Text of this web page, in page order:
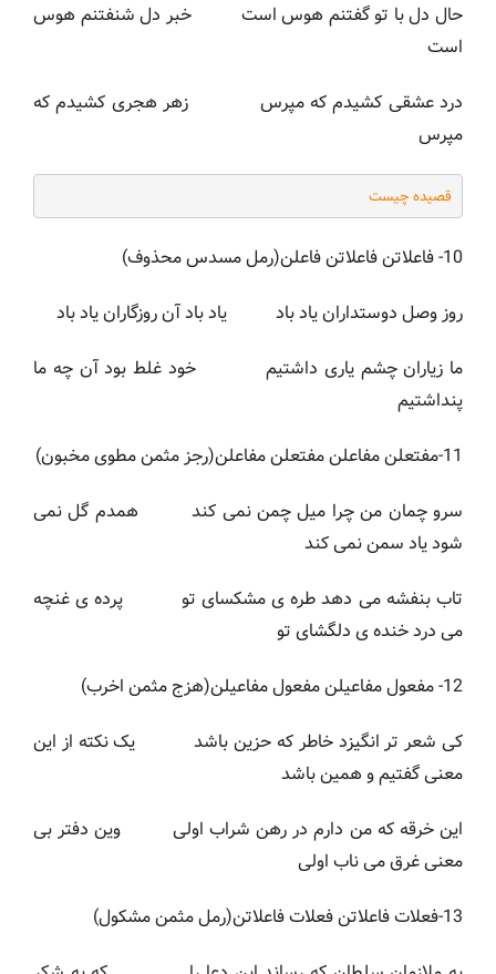
حال دل با تو گفتنم هوس است خبر دل شنفتنم هوس
است
درد عشقی کشیدم که مپرس زهر هجری کشیدم که
مپرس
قصیده چیست
10- فاعلاتن فاعلاتن فاعلن(رمل مسدس محذوف)
روز وصل دوستداران یاد باد یاد باد آن روزگاران یاد باد
ما زیاران چشم یاری داشتیم خود غلط بود آن چه ما
پنداشتیم
11-مفتعلن مفاعلن مفتعلن مفاعلن(رجز مثمن مطوی مخبون)
سرو چمان من چرا میل چمن نمی کند همدم گل نمی
شود یاد سمن نمی کند
تاب بنفشه می دهد طره ی مشکسای تو پرده ی غنچه
می درد خنده ی دلگشای تو
12- مفعول مفاعیلن مفعول مفاعیلن(هزج مثمن اخرب)
کی شعر تر انگیزد خاطر که حزین باشد یک نکته از این
معنی گفتیم و همین باشد
این خرقه که من دارم در رهن شراب اولی وین دفتر بی
معنی غرق می ناب اولی
13-فعلات فاعلاتن فعلات فاعلاتن(رمل مثمن مشکول)